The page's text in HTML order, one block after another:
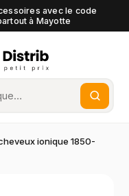
avec le code
à Mayotte
ionique 1850-